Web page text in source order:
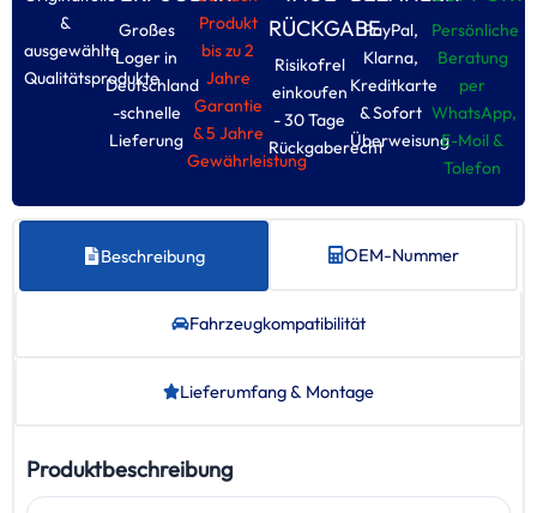
&
ausgewählte
Qualitätsprodukte
Großes
Loger in
Deutschland
-schnelle
Lieferung
Produkt
bis zu 2
Jahre
Garantie
& 5 Jahre
Gewährleistung
RÜCKGABE
Risikofrel
einkoufen
- 30 Tage
Rückgaberecht
PayPal,
Klarna,
Kreditkarte
& Sofort
Überweisung
Persönliche
Beratung
per
WhatsApp,
E-Moil &
Tolefon
Beschreibung OEM-Nummer
Fahrzeug­kompatibilität
Lieferumfang & Montage
Produktbeschreibung